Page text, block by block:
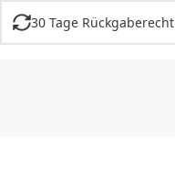
30 Tage Rückgaberecht